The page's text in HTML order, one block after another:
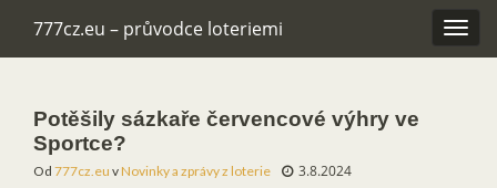
777cz.eu – průvodce loteriemi
Potěšily sázkaře červencové výhry ve
Sportce?
Od 777cz.eu vNovinky a zprávy z loterie 3.8.2024